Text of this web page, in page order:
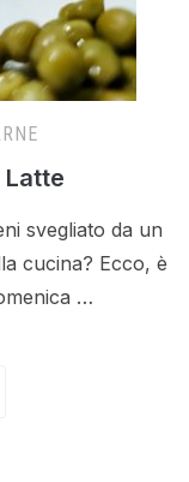
Latte
svegliato da un
cucina? Ecco, è
…